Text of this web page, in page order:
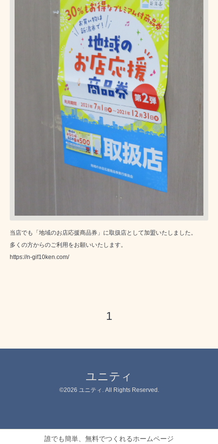
当店でも「地域のお店応援商品券」に取扱店として加盟いたしました。
多くの方からのご利用をお願いいたします。
https://n-gif10ken.com/
1
ユニティ
©2026 ユニティ . All Rights Reserved.
誰でも簡単、無料でつくれるホームページ